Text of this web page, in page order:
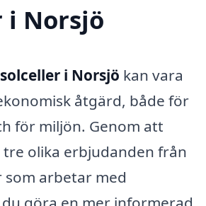
i Norsjö
solceller i Norsjö kan vara
åtgärd, både för
för miljön. Genom att
tre olika erbjudanden från
arbetar med